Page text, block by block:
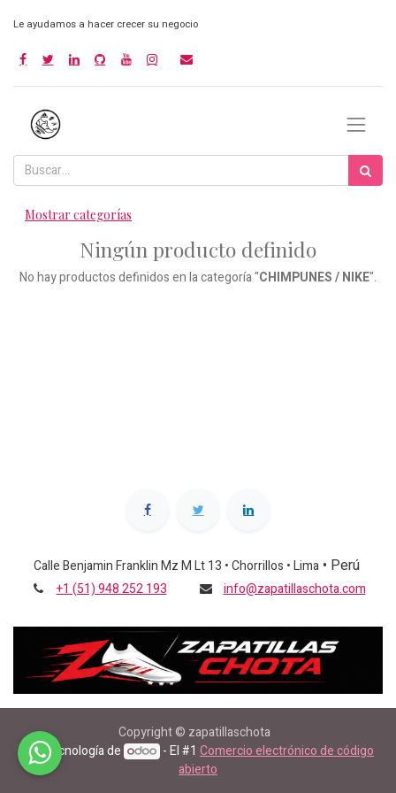
Le ayudamos a hacer crecer su negocio
Mostrar categorías
Ningún producto definido
No hay productos definidos en la categoría "CHIMPUNES / NIKE".
Calle Benjamin Franklin Mz M Lt 13 • Chorrillos • Lima • Perú
+1 (51) 948 252 193 info@zapatillaschota.com
Copyright © zapatillaschota
Con tecnología de
- El #1 Comercio electrónico de código
abierto